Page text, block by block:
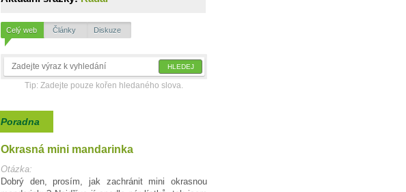
Celý web Články Diskuze
Tip: Zadejte pouze kořen hledaného slova.
Poradna
Okrasná mini mandarinka
Otázka:
Dobrý den, prosím, jak zachránit mini okrasnou